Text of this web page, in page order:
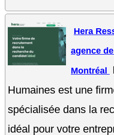
Hera
agence
Montréal
Humaines est une
spécialisée dans la
idéal pour votre